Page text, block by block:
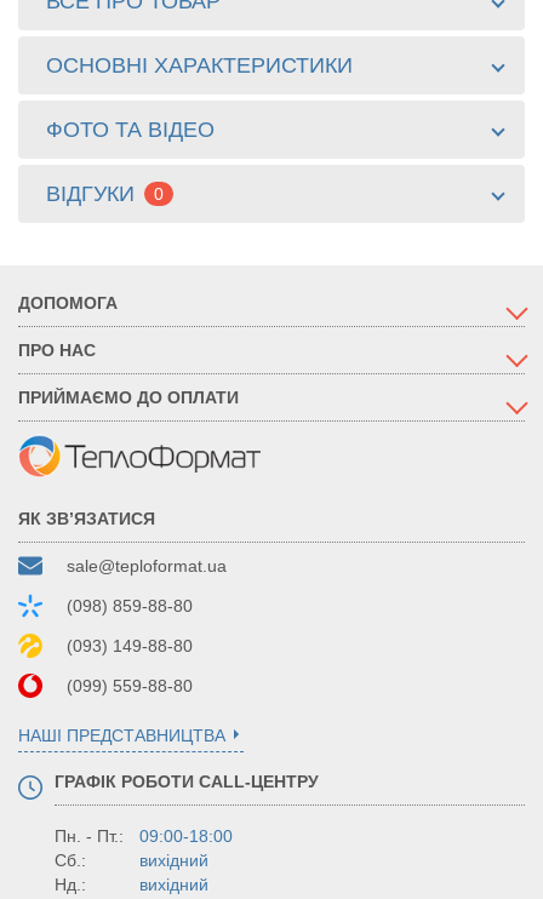
ОСНОВНІ ХАРАКТЕРИСТИКИ
ФОТО ТА ВІДЕО
ВІДГУКИ 0
ДОПОМОГА
ПРО НАС
ПРИЙМАЄМО ДО ОПЛАТИ
ЯК ЗВ’ЯЗАТИСЯ
sale@teploformat.ua
(098) 859-88-80
(093) 149-88-80
(099) 559-88-80
НАШІ ПРЕДСТАВНИЦТВА
ГРАФІК РОБОТИ CALL-ЦЕНТРУ
Пн. - Пт.:
09:00-18:00
Сб.:
вихідний
Нд.:
вихідний